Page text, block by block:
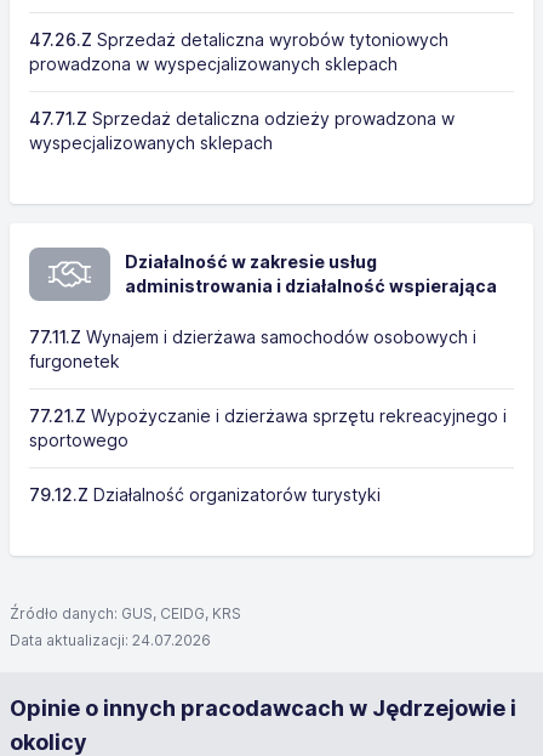
47.26.Z Sprzedaż detaliczna wyrobów tytoniowych
prowadzona w wyspecjalizowanych sklepach
47.71.Z Sprzedaż detaliczna odzieży prowadzona w
wyspecjalizowanych sklepach
Działalność w zakresie usług
administrowania i działalność wspierająca
77.11.Z Wynajem i dzierżawa samochodów osobowych i
furgonetek
77.21.Z Wypożyczanie i dzierżawa sprzętu rekreacyjnego i
sportowego
79.12.Z Działalność organizatorów turystyki
Źródło danych: GUS, CEIDG, KRS
Data aktualizacji: 24.07.2026
Opinie o innych pracodawcach w Jędrzejowie i
okolicy